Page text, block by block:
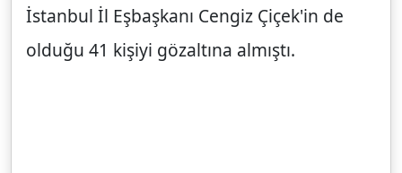
İstanbul İl Eşbaşkanı Cengiz Çiçek'in de
olduğu 41 kişiyi gözaltına almıştı.